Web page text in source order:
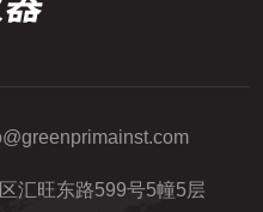
汇旺东路599号5幢5层